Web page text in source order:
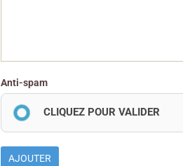
Anti-spam
CLIQUEZ POUR VALIDER
AJOUTER